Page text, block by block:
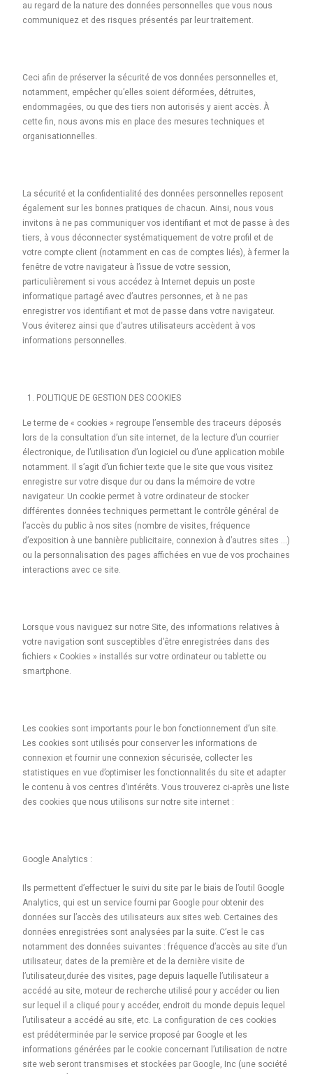
au regard de la nature des données personnelles que vous nous
communiquez et des risques présentés par leur traitement.
Ceci afin de préserver la sécurité de vos données personnelles et,
notamment, empêcher qu’elles soient déformées, détruites,
endommagées, ou que des tiers non autorisés y aient accès. À
cette fin, nous avons mis en place des mesures techniques et
organisationnelles.
La sécurité et la confidentialité des données personnelles reposent
également sur les bonnes pratiques de chacun. Ainsi, nous vous
invitons à ne pas communiquer vos identifiant et mot de passe à des
tiers, à vous déconnecter systématiquement de votre profil et de
votre compte client (notamment en cas de comptes liés), à fermer la
fenêtre de votre navigateur à l’issue de votre session,
particulièrement si vous accédez à Internet depuis un poste
informatique partagé avec d’autres personnes, et à ne pas
enregistrer vos identifiant et mot de passe dans votre navigateur.
Vous éviterez ainsi que d’autres utilisateurs accèdent à vos
informations personnelles.
POLITIQUE DE GESTION DES COOKIES
Le terme de « cookies » regroupe l’ensemble des traceurs déposés
lors de la consultation d’un site internet, de la lecture d’un courrier
électronique, de l’utilisation d’un logiciel ou d’une application mobile
notamment. Il s’agit d’un fichier texte que le site que vous visitez
enregistre sur votre disque dur ou dans la mémoire de votre
navigateur. Un cookie permet à votre ordinateur de stocker
différentes données techniques permettant le contrôle général de
l’accès du public à nos sites (nombre de visites, fréquence
d’exposition à une bannière publicitaire, connexion à d’autres sites …)
ou la personnalisation des pages affichées en vue de vos prochaines
interactions avec ce site.
Lorsque vous naviguez sur notre Site, des informations relatives à
votre navigation sont susceptibles d’être enregistrées dans des
fichiers « Cookies » installés sur votre ordinateur ou tablette ou
smartphone.
Les cookies sont importants pour le bon fonctionnement d’un site.
Les cookies sont utilisés pour conserver les informations de
connexion et fournir une connexion sécurisée, collecter les
statistiques en vue d’optimiser les fonctionnalités du site et adapter
le contenu à vos centres d’intérêts. Vous trouverez ci-après une liste
des cookies que nous utilisons sur notre site internet :
Google Analytics :
Ils permettent d’effectuer le suivi du site par le biais de l’outil Google
Analytics, qui est un service fourni par Google pour obtenir des
données sur l’accès des utilisateurs aux sites web. Certaines des
données enregistrées sont analysées par la suite. C’est le cas
notamment des données suivantes : fréquence d’accès au site d’un
utilisateur, dates de la première et de la dernière visite de
l’utilisateur,durée des visites, page depuis laquelle l’utilisateur a
accédé au site, moteur de recherche utilisé pour y accéder ou lien
sur lequel il a cliqué pour y accéder, endroit du monde depuis lequel
l’utilisateur a accédé au site, etc. La configuration de ces cookies
est prédéterminée par le service proposé par Google et les
informations générées par le cookie concernant l’utilisation de notre
site web seront transmises et stockées par Google, Inc (une société